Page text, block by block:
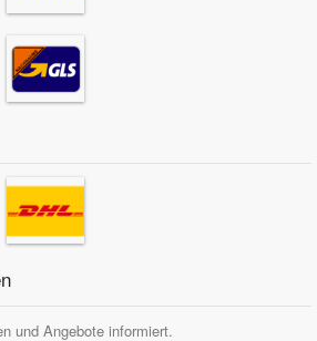
und Angebote informiert.